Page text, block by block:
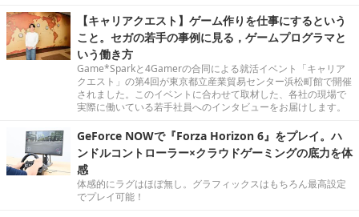
【キャリアクエスト】ゲーム作りを仕事にするという
こと。セガの若手の事例に見る，ゲームプログラマと
いう働き方
Game*Sparkと4Gamerの合同による就活イベント「キャリア
クエスト」の第4回が東京都立産業貿易センター浜松町館で開催
されました。このイベントに合わせて取材した、各社の現場で
実際に働いている若手社員へのインタビューをお届けします。
GeForce NOWで『Forza Horizon 6』をプレイ。ハ
ンドルコントローラー×クラウドゲーミングの底力を体
感
体感的にラグはほぼ無し。グラフィックスはもちろん最高設定
でプレイ可能！